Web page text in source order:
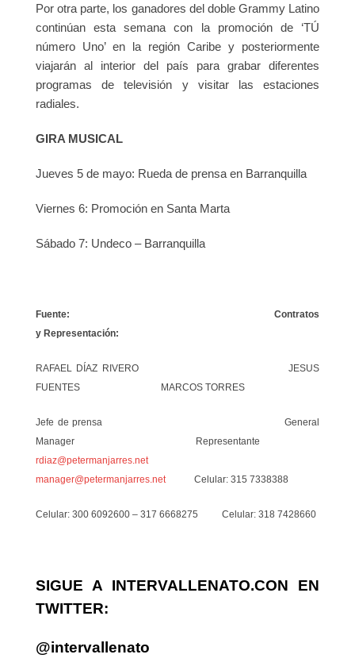
Por otra parte, los ganadores del doble Grammy Latino
continúan esta semana con la promoción de ‘TÚ
número Uno’ en la región Caribe y posteriormente
viajarán al interior del país para grabar diferentes
programas de televisión y visitar las estaciones
radiales.
GIRA MUSICAL
Jueves 5 de mayo: Rueda de prensa en Barranquilla
Viernes 6: Promoción en Santa Marta
Sábado 7: Undeco – Barranquilla
Fuente: Contratos
y Representación:
RAFAEL DÍAZ RIVERO JESUS
FUENTES MARCOS TORRES
Jefe de prensa General
Manager Representante
rdiaz@petermanjarres.net
manager@petermanjarres.net Celular: 315 7338388
Celular: 300 6092600 – 317 6668275 Celular: 318 7428660
SIGUE A INTERVALLENATO.CON EN
TWITTER:
@intervallenato